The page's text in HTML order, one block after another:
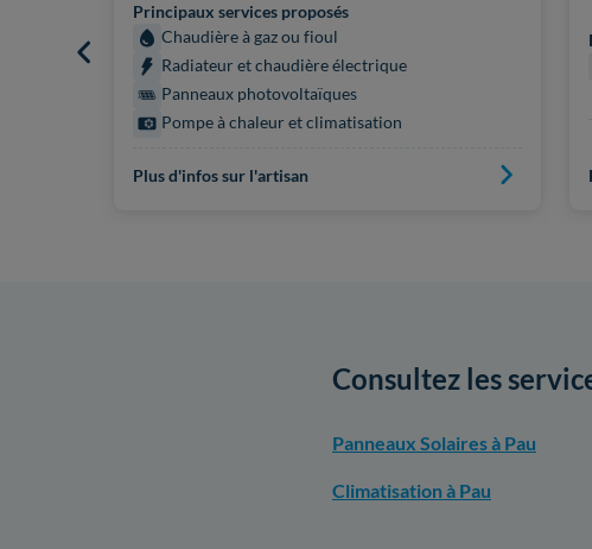
Principaux services proposés
Chaudière à gaz ou fioul
Radiateur et chaudière électrique
Panneaux photovoltaïques
Pompe à chaleur et climatisation
Plus d'infos sur l'artisan
Consultez les
Panneaux Solaires à Pau
Climatisation à Pau